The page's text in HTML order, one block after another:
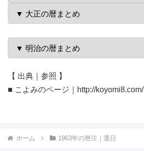
【 出典｜参照 】
■ こよみのページ｜http://koyomi8.com/
ホーム 1963年の暦注｜選日